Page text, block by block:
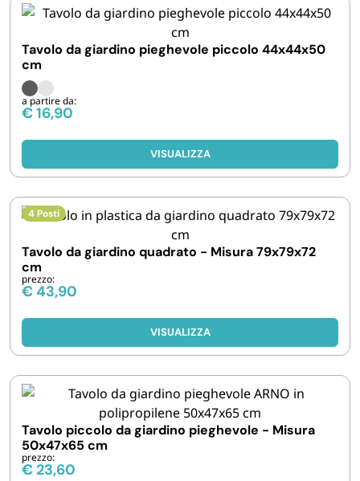
Tavolo da giardino pieghevole piccolo 44x44x50
cm
a partire da:
€16,90
VISUALIZZA
4 Posti
Tavolo da giardino quadrato - Misura 79x79x72
cm
prezzo:
€43,90
VISUALIZZA
Tavolo piccolo da giardino pieghevole - Misura
50x47x65 cm
prezzo:
€ 23,60